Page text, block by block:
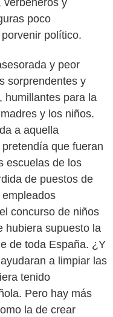
verbeneros y
poco
político.
y peor
sorprendentes y
humillantes para la
y los niños.
a aquella
que fueran
escuelas de los
de puestos de
concurso de niños
hubiera supuesto la
de toda España. ¿Y
a limpiar las
tenido
Pero hay más
la de crear